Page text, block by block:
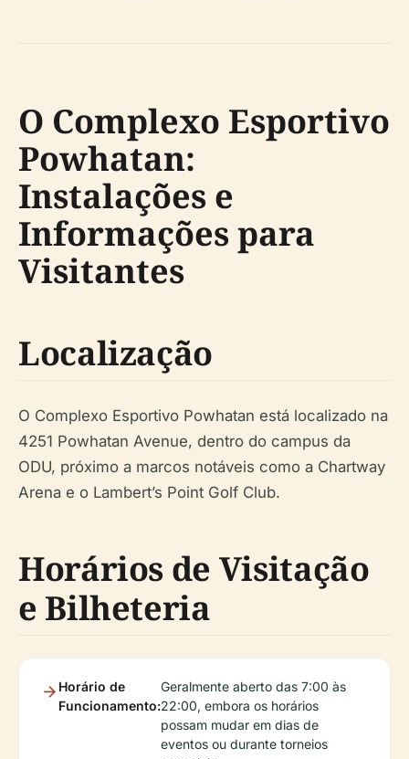
O Complexo Esportivo
Powhatan:
Instalações e
Informações para
Visitantes
Localização
O Complexo Esportivo Powhatan está localizado na
4251 Powhatan Avenue, dentro do campus da
ODU, próximo a marcos notáveis como a Chartway
Arena e o Lambert’s Point Golf Club.
Horários de Visitação
e Bilheteria
Horário de
Funcionamento:
Geralmente aberto das 7:00 às
22:00, embora os horários
possam mudar em dias de
eventos ou durante torneios